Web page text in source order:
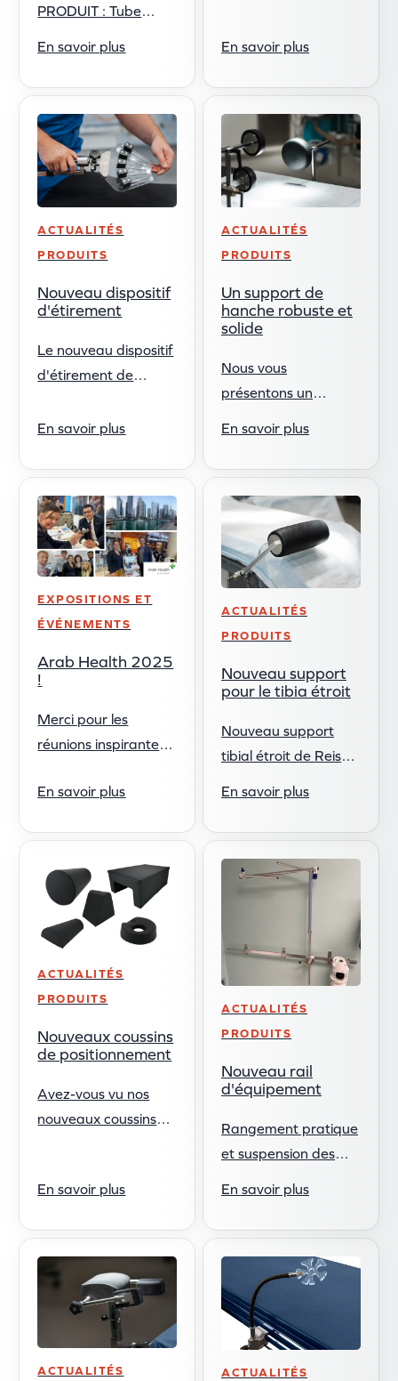
PRODUIT : Tube
Durability Reison
Medical présente le
tube Holder Robust
Long, ...
En savoir plus
web ! 🎉 Notre
créer un site plus
convivial, ...
En savoir plus
ACTUALITÉS
PRODUITS
Nouveau dispositif
d'étirement
Le nouveau dispositif
d'étirement de
support spécialisé
utilisé avec une
fixation de la main
sur la table
d'opération, offrant
...
En savoir plus
ACTUALITÉS
PRODUITS
Un support de
hanche robuste et
solide
Nous vous
présentons un
depuis de
nombreuses années.
Aujourd'hui, nous
mettons en avant ce
produit ...
En savoir plus
EXPOSITIONS ET
ÉVÉNEMENTS
Arab Health 2025
!
Merci pour les
réunions inspirantes
passionnantes de
Un grand merci à
tous les fantastiques
...
En savoir plus
ACTUALITÉS
PRODUITS
Nouveau support
pour le tibia étroit
Nouveau support
tibial étroit de Reison
pour fournir un
soutien stable au
genou du patient ...
En savoir plus
ACTUALITÉS
PRODUITS
Nouveaux coussins
de positionnement
Avez-vous vu nos
nouveaux coussins
d'opération ? Conçus
contours naturels du
corps, ces coussins ...
En savoir plus
ACTUALITÉS
PRODUITS
Nouveau rail
d'équipement
Rangement pratique
et suspension des
d'équipement. Le rail
Reison Medical est
utile dans une variété
En savoir plus
ACTUALITÉS
ACTUALITÉS